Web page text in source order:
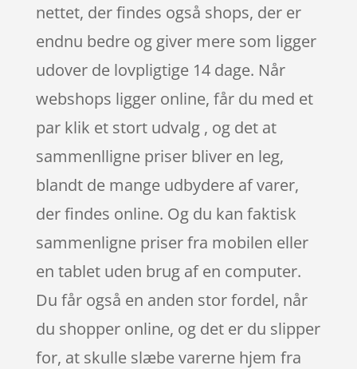
nettet, der findes også shops, der er
endnu bedre og giver mere som ligger
udover de lovpligtige 14 dage. Når
webshops ligger online, får du med et
par klik et stort udvalg , og det at
sammenlligne priser bliver en leg,
blandt de mange udbydere af varer,
der findes online. Og du kan faktisk
sammenligne priser fra mobilen eller
en tablet uden brug af en computer.
Du får også en anden stor fordel, når
du shopper online, og det er du slipper
for, at skulle slæbe varerne hjem fra